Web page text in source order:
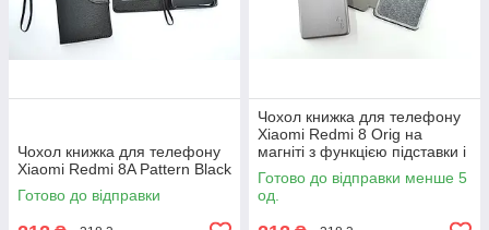
Чохол книжка для телефону
Xiaomi Redmi 8A Pattern Black
Готово до відправки
Чохол книжка для телефону
Xiaomi Redmi 8 Orig на
магніті з функцією підставки і
кишенею для карт Grey 4you
Готово до відправки менше 5
од.